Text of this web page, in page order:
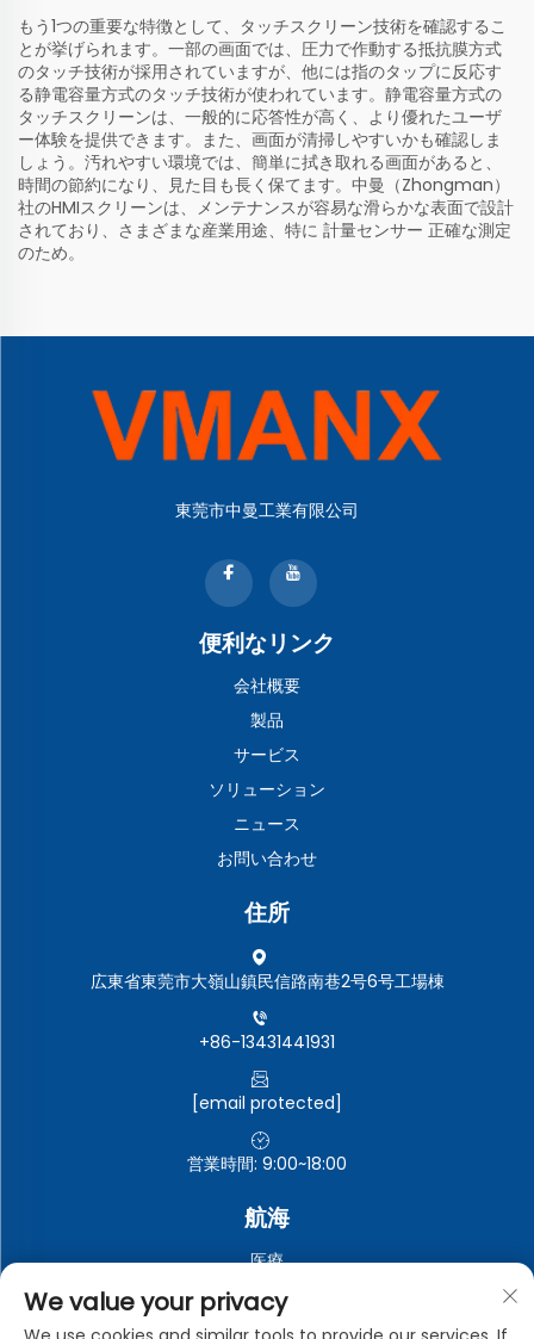
もう1つの重要な特徴として、タッチスクリーン技術を確認するこ
とが挙げられます。一部の画面では、圧力で作動する抵抗膜方式
のタッチ技術が採用されていますが、他には指のタップに反応す
る静電容量方式のタッチ技術が使われています。静電容量方式の
タッチスクリーンは、一般的に応答性が高く、より優れたユーザ
ー体験を提供できます。また、画面が清掃しやすいかも確認しま
しょう。汚れやすい環境では、簡単に拭き取れる画面があると、
時間の節約になり、見た目も長く保てます。中曼（Zhongman）
社のHMIスクリーンは、メンテナンスが容易な滑らかな表面で設計
されており、さまざまな産業用途、特に 計量センサー 正確な測定
のため。
東莞市中曼工業有限公司
便利なリンク
会社概要
製品
サービス
ソリューション
ニュース
お問い合わせ
住所
広東省東莞市大嶺山鎮民信路南巷2号6号工場棟
+86-13431441931
[email protected]
営業時間: 9:00~18:00
航海
医療
自動車電子機器
電子・電気機器
We value your privacy